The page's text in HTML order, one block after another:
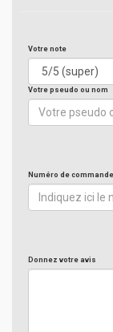
Votre note
Votre pseudo ou nom
Numéro de commande
Donnez votre avis